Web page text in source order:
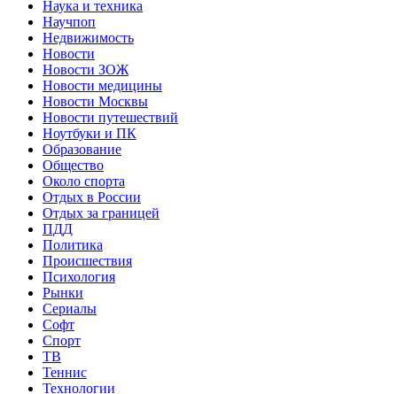
Наука и техника
Научпоп
Недвижимость
Новости
Новости ЗОЖ
Новости медицины
Новости Москвы
Новости путешествий
Ноутбуки и ПК
Образование
Общество
Около спорта
Отдых в России
Отдых за границей
ПДД
Политика
Происшествия
Психология
Рынки
Сериалы
Софт
Спорт
ТВ
Теннис
Технологии